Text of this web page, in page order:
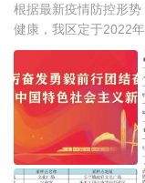
根据最新疫情防控形
健康，我区定于2022